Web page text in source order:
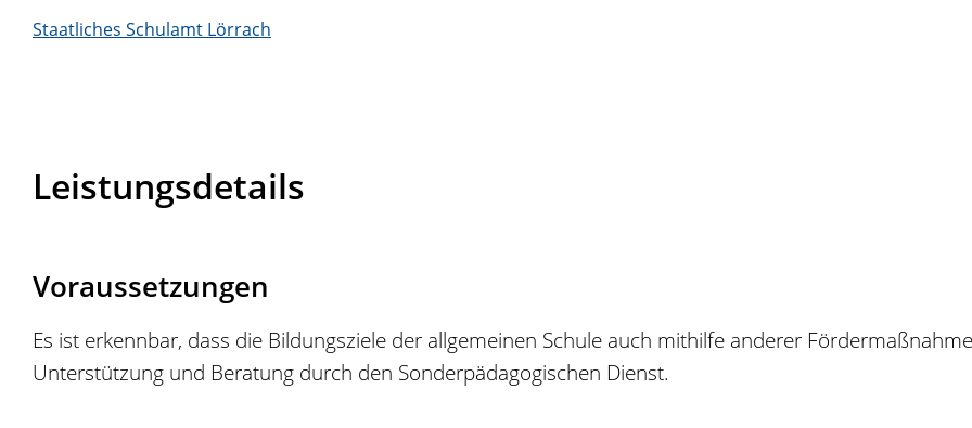
Staatliches Schulamt Lörrach
Leistungsdetails
Voraussetzungen
Es ist erkennbar, dass die Bildungsziele der allgemeinen Schule auch mithilfe anderer
Unterstützung und Beratung durch den Sonderpädagogischen Dienst.